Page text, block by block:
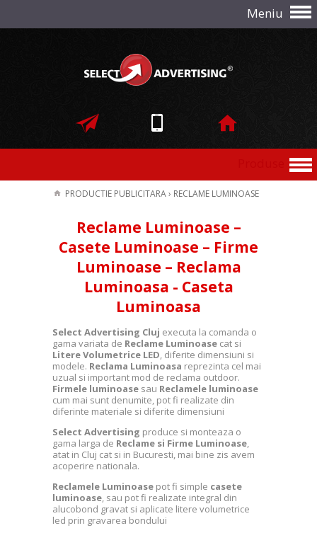
Meniu
PRODUCTIE PUBLICITARA› RECLAME LUMINOASE
Reclame Luminoase –
Casete Luminoase – Firme
Luminoase – Reclama
Luminoasa - Caseta
Luminoasa
Select Advertising Cluj executa la comanda o
gama variata de Reclame Luminoase cat si
Litere Volumetrice LED, diferite dimensiuni si
modele. Reclama Luminoasa reprezinta cel mai
uzual si important mod de reclama outdoor.
Firmele luminoase sau Reclamele luminoase
cum mai sunt denumite, pot fi realizate din
diferinte materiale si diferite dimensiuni
Select Advertising produce si monteaza o
gama larga de Reclame si Firme Luminoase,
atat in Cluj cat si in Bucuresti, mai bine zis avem
acoperire nationala.
Reclamele Luminoase pot fi simple casete
luminoase, sau pot fi realizate integral din
alucobond gravat si aplicate litere volumetrice
led prin gravarea bondului